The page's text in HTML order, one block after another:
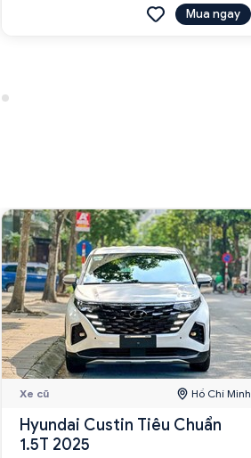
Mua ngay
Xe cũ Hồ Chí Minh
Hyundai Custin Tiêu Chuẩn
1.5T 2025